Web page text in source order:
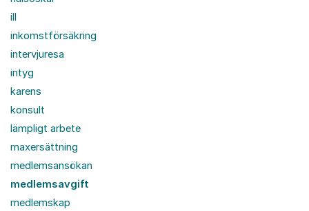
ill
inkomstförsäkring
intervjuresa
intyg
karens
konsult
lämpligt arbete
maxersättning
medlemsansökan
medlemsavgift
medlemskap